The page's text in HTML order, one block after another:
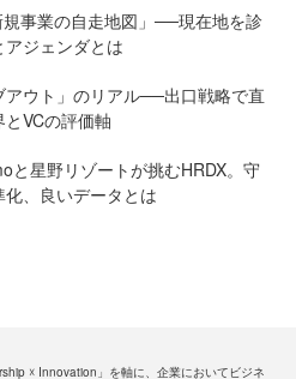
事業の自走地図」──現在地を診
ジェンダとは
ウト」のリアル──出口戦略で直
VCの評価軸
と星野リゾートが挑むHRDX。守
、良いデータとは
☓ Innovation」を軸に、企業においてビジネ